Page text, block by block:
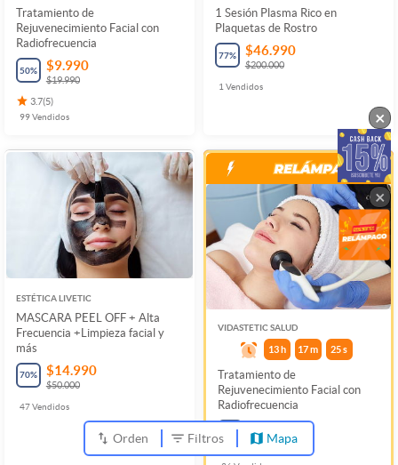
Tratamiento de
Rejuvenecimiento Facial con
Radiofrecuencia
50% $9.990
$19.990
3.7(5)
99Vendidos
1 Sesión Plasma Rico en
Plaquetas de Rostro
77% $46.990
$200.000
1 Vendidos
ESTÉTICA LIVETIC
MASCARA PEEL OFF + Alta
Frecuencia +Limpieza facial y
más
70% $14.990
$50.000
47Vendidos
VIDASTETIC SALUD
13 h 17m 24s
Tratamiento de
Rejuvenecimiento Facial con
Radiofrecuencia
% $8.990
$19.990
Orden Filtros Mapa
×
×